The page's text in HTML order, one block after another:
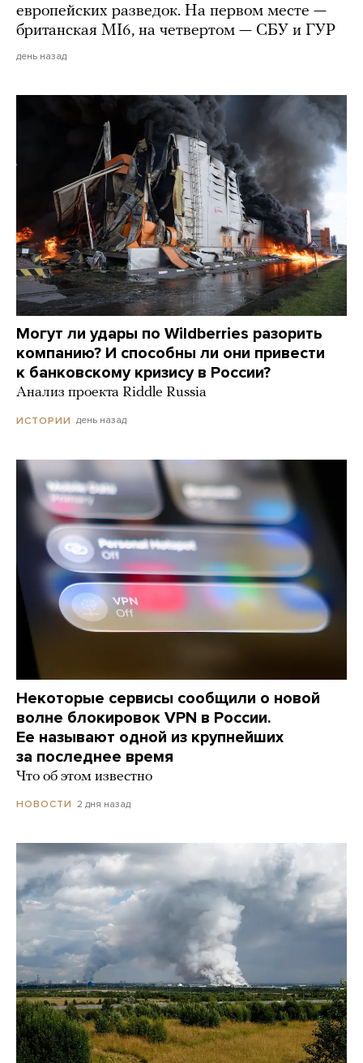
европейских разведок. На первом месте —
британская MI6, на четвертом — СБУ и ГУР
день назад
Могут ли удары по Wildberries разорить
компанию? И способны ли они привести
к банковскому кризису в России?
Анализ проекта Riddle Russia
ИСТОРИИ день назад
Некоторые сервисы сообщили о новой
волне блокировок VPN в России.
Ее называют одной из крупнейших
за последнее время
Что об этом известно
НОВОСТИ 2 дня назад